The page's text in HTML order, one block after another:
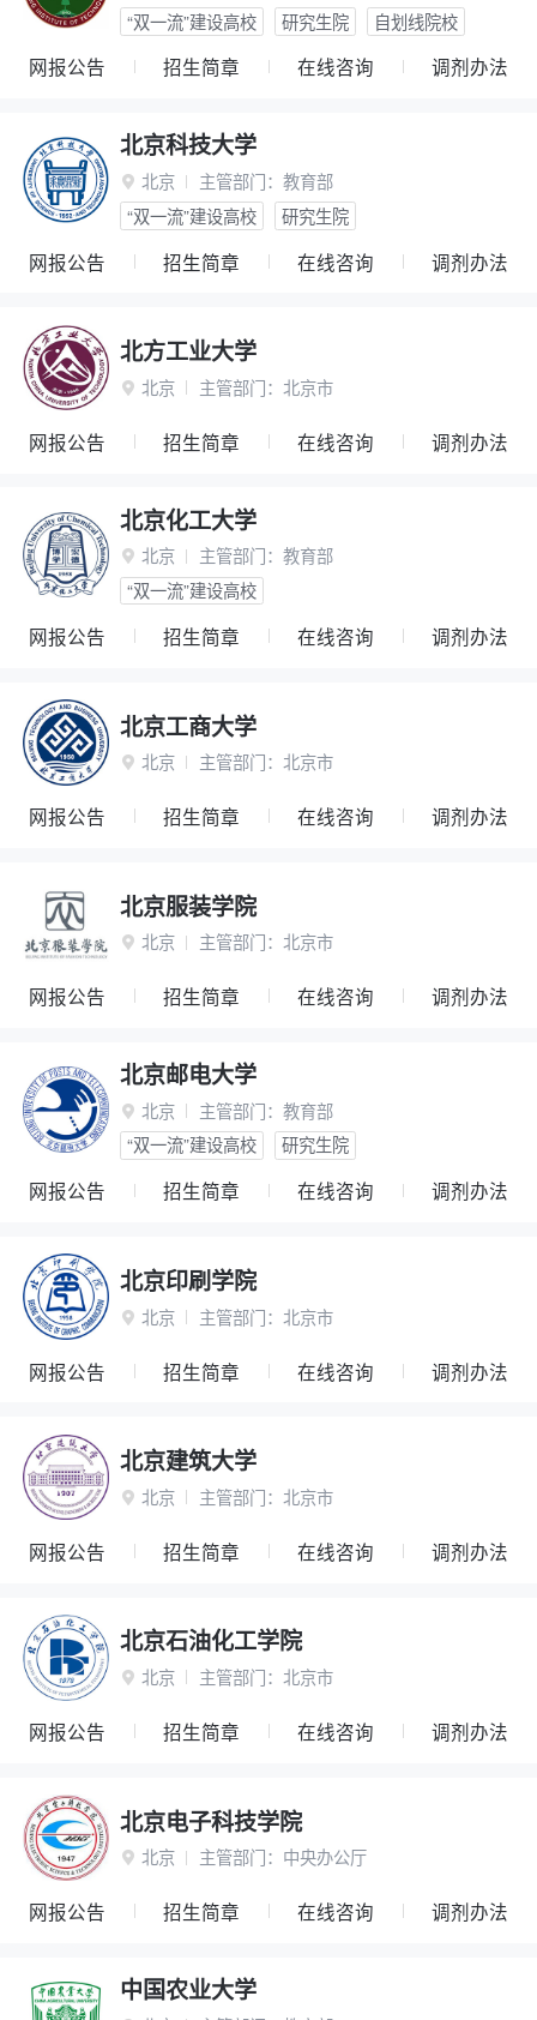
“双一流”建设高校
研究生院 自划线院校
网报公告 招生简章 在线咨询 调剂办法
北京科技大学
 北京 主管部门： 教育部
“双一流”建设高校
研究生院
网报公告 招生简章 在线咨询 调剂办法
北方工业大学
 北京 主管部门： 北京市
网报公告 招生简章 在线咨询 调剂办法
北京化工大学
 北京 主管部门： 教育部
“双一流”建设高校
网报公告 招生简章 在线咨询 调剂办法
北京工商大学
 北京 主管部门： 北京市
网报公告 招生简章 在线咨询 调剂办法
北京服装学院
 北京 主管部门： 北京市
网报公告 招生简章 在线咨询 调剂办法
北京邮电大学
 北京 主管部门： 教育部
“双一流”建设高校
研究生院
网报公告 招生简章 在线咨询 调剂办法
北京印刷学院
 北京 主管部门： 北京市
网报公告 招生简章 在线咨询 调剂办法
北京建筑大学
 北京 主管部门： 北京市
网报公告 招生简章 在线咨询 调剂办法
北京石油化工学院
 北京 主管部门： 北京市
网报公告 招生简章 在线咨询 调剂办法
北京电子科技学院
 北京 主管部门： 中央办公厅
网报公告 招生简章 在线咨询 调剂办法
中国农业大学